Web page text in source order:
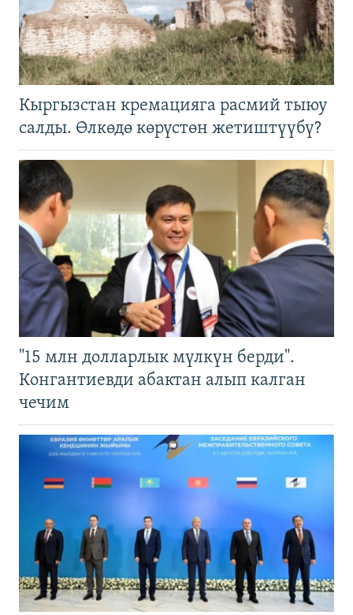
Кыргызстан кремацияга расмий тыюу
салды. Өлкөдө көрүстөн жетиштүүбү?
"15 млн долларлык мүлкүн берди".
Конгантиевди абактан алып калган
чечим